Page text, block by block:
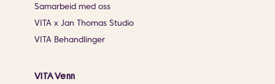
Samarbeid med oss
VITA x Jan Thomas Studio
VITA Behandlinger
VITA Venn